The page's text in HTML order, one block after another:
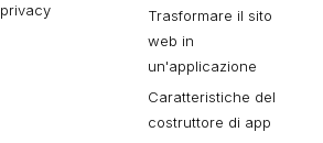
privacy
Trasformare il sito
web in
un'applicazione
Caratteristiche del
costruttore di app